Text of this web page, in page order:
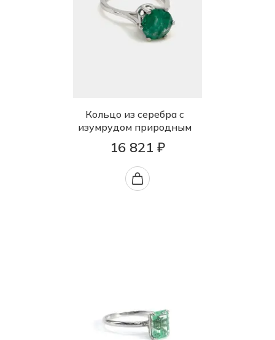
Кольцо из серебра с
изумрудом природным
16 821 ₽